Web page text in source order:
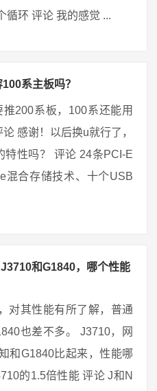
循环 评论 我的感觉 ...
系主板吗？
200系板，100系还能用
感谢！以后换u就行了，
特性吗？ 评论 24条PCI-E
混合存储技术、十个USB
和G1840，哪个性能
对其性能有所了解，普通
也差不多。 J3710，网
和G1840比起来，性能哪
的1.5倍性能 评论 J和N